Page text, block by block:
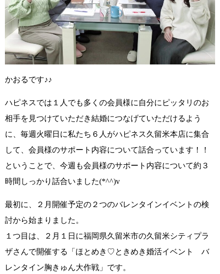
かおるです♪♪
ハピネスでは１人でも多くの会員様に 自分にピッタリのお
相手を見つけていただき結婚につなげていただけるよう
に、 毎週火曜日に私たち６人がハピネス久留米本店に集合
して、会員様のサポート内容について話合っています！！
ということで、今週も会員様のサポート内容について約３
時間しっかり話合いました(*^^)v
最初に、
２月開催予定の２つのバレンタインイベントの検
討から始まりました。
１つ目は、２月１日に福岡県久留米市の久留米シティプラ
ザさんで開催する
「ほとめき♡ときめき婚活イベント バ
レンタイン胸きゅん大作戦」 です。